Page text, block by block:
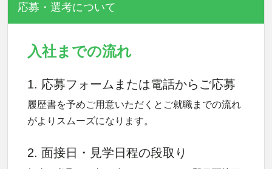
応募・選考について
入社までの流れ
1. 応募フォームまたは電話からご応募
履歴書を予めご用意いただくとご就職までの流れ
がよりスムーズになります。
2. 面接日・見学日程の段取り